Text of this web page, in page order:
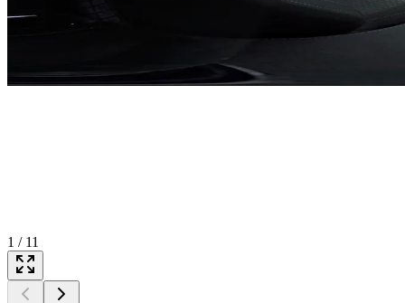
1 / 11